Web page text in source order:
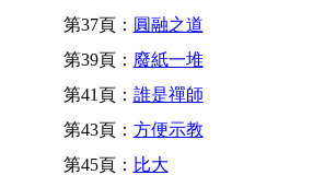
第37頁： 圓融之道
第39頁： 廢紙一堆
第41頁： 誰是禪師
第43頁： 方便示教
第45頁： 比大